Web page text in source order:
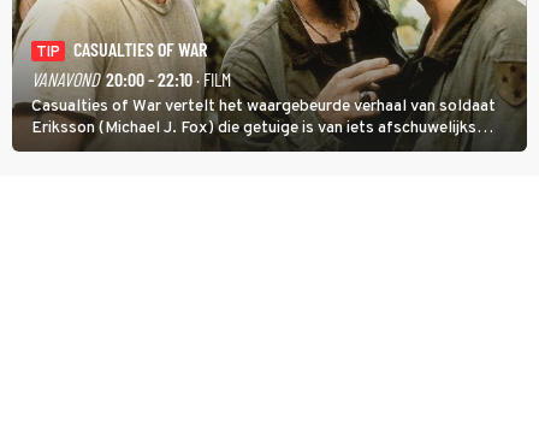
TIP
CASUALTIES OF WAR
VANAVOND 20:00 - 22:10· FILM
Casualties of War vertelt het waargebeurde verhaal van soldaat
Eriksson (Michael J. Fox) die getuige is van iets afschuwelijks
tijdens de Vietnamoorlog. Hij besluit uit de school te klappen.